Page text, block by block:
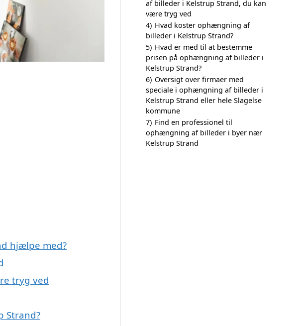
hjælpe med?
tryg ved
Strand?
af billeder i Kelstrup Strand, du kan
være tryg ved
4) Hvad koster ophængning af
billeder i Kelstrup Strand?
5) Hvad er med til at bestemme
prisen på ophængning af billeder i
Kelstrup Strand?
6) Oversigt over firmaer med
speciale i ophængning af billeder i
Kelstrup Strand eller hele Slagelse
kommune
7) Find en professionel til
ophængning af billeder i byer nær
Kelstrup Strand